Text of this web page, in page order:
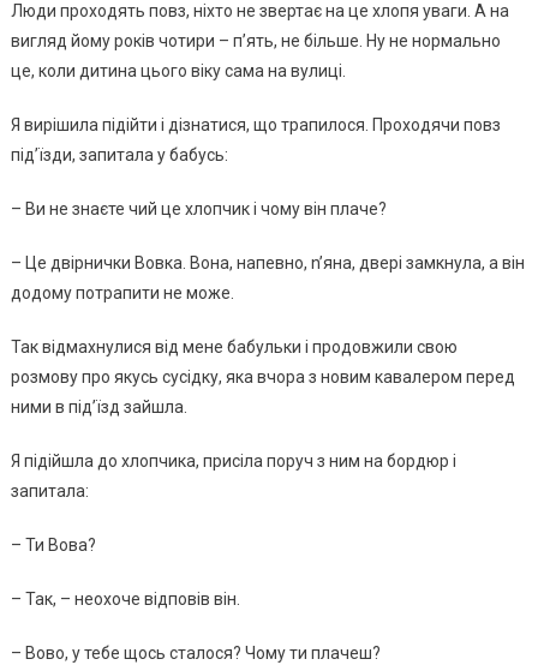
Люди проходять повз, ніхто не звертає на це хлопя уваги. А на
вигляд йому років чотири – п’ять, не більше. Ну не нормально
це, коли дитина цього віку сама на вулиці.
Я вирішила підійти і дізнатися, що трапилося. Проходячи повз
під’їзди, запитала у бабусь:
– Ви не знаєте чий це хлопчик і чому він плаче?
– Це двірнички Вовка. Вона, напевно, n’яна, двері замкнула, а він
додому потрапити не може.
Так відмахнулися від мене бабульки і продовжили свою
розмову про якусь сусідку, яка вчора з новим кавалером перед
ними в під’їзд зайшла.
Я підійшла до хлопчика, присіла поруч з ним на бордюр і
запитала:
– Ти Вова?
– Так, – неохоче відповів він.
– Вово, у тебе щось сталося? Чому ти плачеш?